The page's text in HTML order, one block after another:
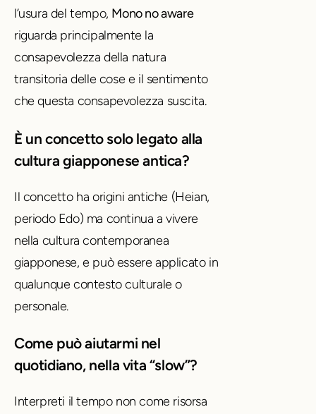
l’usura del tempo, Mono no aware
riguarda principalmente la
consapevolezza della natura
transitoria delle cose e il sentimento
che questa consapevolezza suscita.
È un concetto solo legato alla
cultura giapponese antica?
Il concetto ha origini antiche (Heian,
periodo Edo) ma continua a vivere
nella cultura contemporanea
giapponese, e può essere applicato in
qualunque contesto culturale o
personale.
Come può aiutarmi nel
quotidiano, nella vita “slow”?
Interpreti il tempo non come risorsa